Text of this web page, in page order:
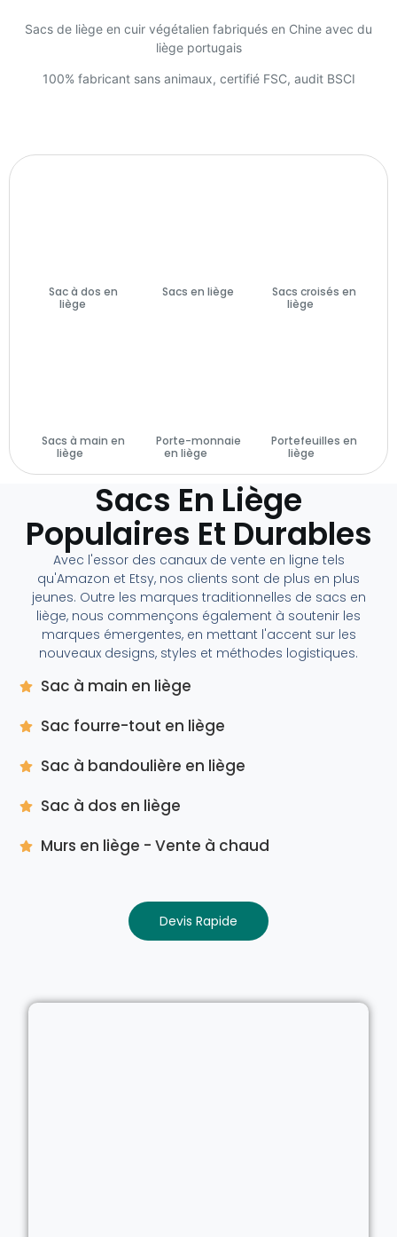
Sacs de liège en cuir végétalien fabriqués en Chine avec du
liège portugais
100% fabricant sans animaux, certifié FSC, audit BSCI
Sac à dos en
liège
Sacs en liège
Sacs croisés en
liège
Sacs à main en
liège
Porte-monnaie
en liège
Portefeuilles en
liège
Sacs En Liège
Populaires Et Durables
Avec l'essor des canaux de vente en ligne tels
qu'Amazon et Etsy, nos clients sont de plus en plus
jeunes. Outre les marques traditionnelles de sacs en
liège, nous commençons également à soutenir les
marques émergentes, en mettant l'accent sur les
nouveaux designs, styles et méthodes logistiques.
Sac à main en liège
Sac fourre-tout en liège
Sac à bandoulière en liège
Sac à dos en liège
Murs en liège - Vente à chaud
Devis Rapide